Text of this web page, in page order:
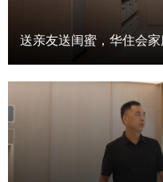
送亲友送闺蜜，华住会